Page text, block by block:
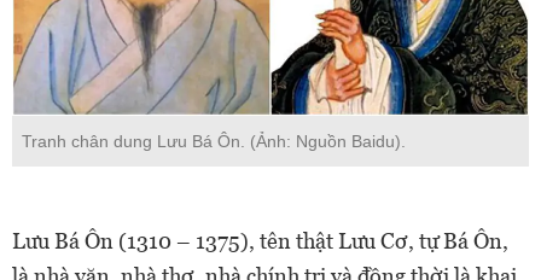
Tranh chân dung Lưu Bá Ôn. (Ảnh: Nguồn Baidu).
Lưu Bá Ôn (1310 – 1375), tên thật Lưu Cơ, tự Bá Ôn,